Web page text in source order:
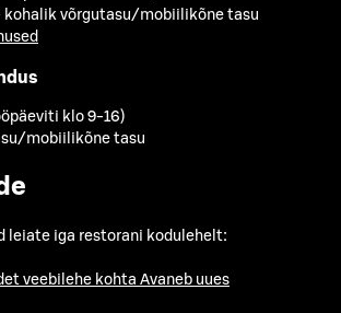
kohalik võrgutasu/mobiilikõne tasu
klo 9-16)
mobiilikõne tasu
leiate iga restorani kodulehelt:
veebilehe kohta Avaneb uues